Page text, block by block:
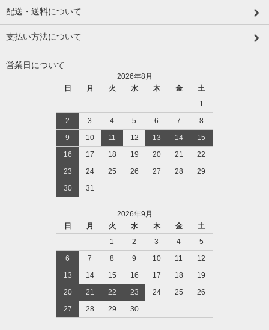
配送・送料について
支払い方法について
営業日について
2026年8月
日
月 火 水 木 金
土
1
2
3 4 5 6 7
8
9
10 11 12 13 14
15
16
17 18 19 20 21
22
23
24 25 26 27 28
29
30
31
2026年9月
日
月 火 水 木 金
土
1
2 3 4
5
6
7 8 9 10 11
12
13
14 15 16 17 18
19
20
21 22 23 24 25
26
27
28 29 30